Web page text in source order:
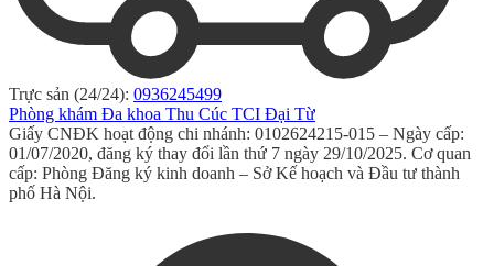
Trực sản (24/24): 0936245499
Phòng khám Đa khoa Thu Cúc TCI Đại Từ
Giấy CNĐK hoạt động chi nhánh: 0102624215-015 – Ngày cấp:
01/07/2020, đăng ký thay đổi lần thứ 7 ngày 29/10/2025. Cơ quan
cấp: Phòng Đăng ký kinh doanh – Sở Kế hoạch và Đầu tư thành
phố Hà Nội.